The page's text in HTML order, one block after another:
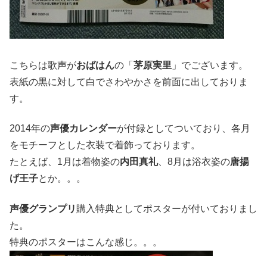
こちらは歌声がおばはんの「 茅原実里 」でございます。
表紙の黒に対して白でさわやかさを前面に出しておりま
す。
2014年の声優カレンダーが付録としてついており、各月
をモチーフとした衣装で着飾っております。
たとえば、1月は着物姿の内田真礼、8月は浴衣姿の唐揚
げ王子とか。。。
声優グランプリ 購入特典としてポスターが付いておりまし
た。
特典のポスターはこんな感じ。。。